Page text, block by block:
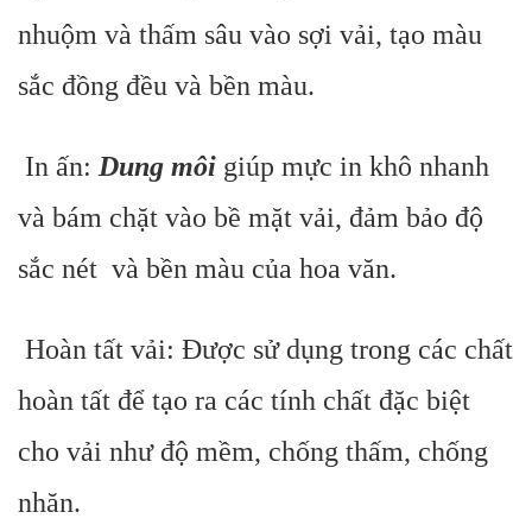
nhuộm và thấm sâu vào sợi vải, tạo màu
sắc đồng đều và bền màu.
In ấn: Dung môi giúp mực in khô nhanh
và bám chặt vào bề mặt vải, đảm bảo độ
sắc nét và bền màu của hoa văn.
Hoàn tất vải: Được sử dụng trong các chất
hoàn tất để tạo ra các tính chất đặc biệt
cho vải như độ mềm, chống thấm, chống
nhăn.